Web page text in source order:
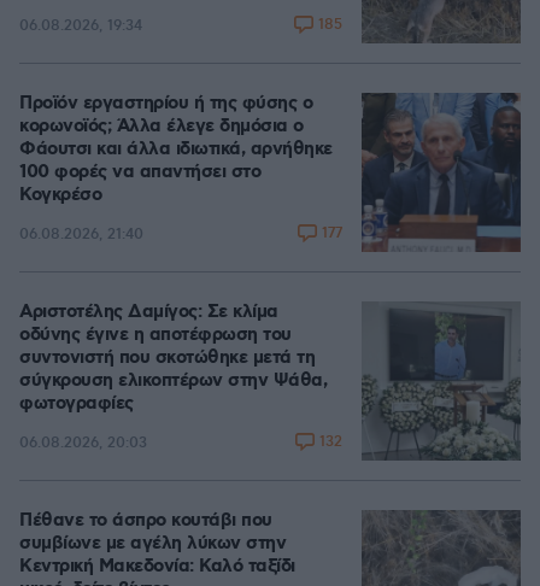
06.08.2026, 19:34 185
Προϊόν εργαστηρίου ή της φύσης ο
κορωνοϊός; Άλλα έλεγε δημόσια ο
Φάουτσι και άλλα ιδιωτικά, αρνήθηκε
100 φορές να απαντήσει στο
Κογκρέσο
06.08.2026, 21:40 177
Αριστοτέλης Δαμίγος: Σε κλίμα
οδύνης έγινε η αποτέφρωση του
συντονιστή που σκοτώθηκε μετά τη
σύγκρουση ελικοπτέρων στην Ψάθα,
φωτογραφίες
06.08.2026, 20:03 132
Πέθανε το άσπρο κουτάβι που
συμβίωνε με αγέλη λύκων στην
Κεντρική Μακεδονία: Καλό ταξίδι